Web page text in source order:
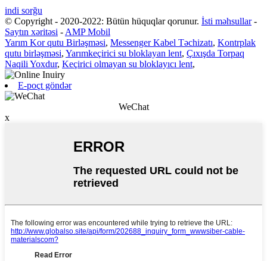
indi sorğu
© Copyright - 2020-2022: Bütün hüquqlar qorunur. İsti məhsullar-
Saytın xəritəsi - AMP Mobil
Yarım Kor qutu Birləşməsi, Messenger Kabel Təchizatı, Kontrplak
qutu birləşməsi, Yarımkeçirici su bloklayan lent, Çıxışda Torpaq
Naqili Yoxdur, Keçirici olmayan su bloklayıcı lent,
E-poçt göndər
WeChat
x